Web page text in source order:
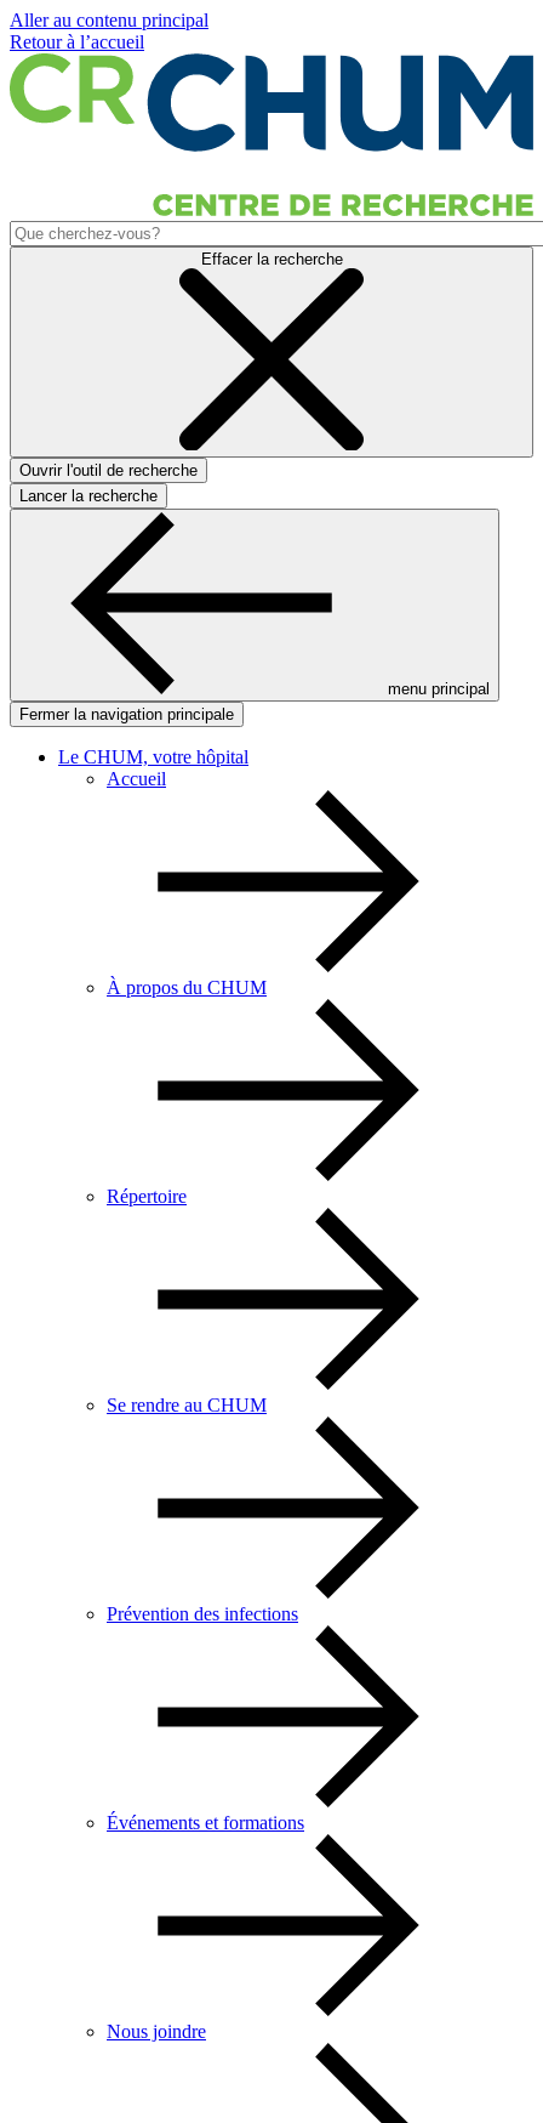
Aller au contenu principal
Retour à l’accueil
Effacer la recherche
Ouvrir l'outil de recherche
Lancer la recherche
menu principal
Fermer la navigation principale
Le CHUM, votre hôpital
Accueil
À propos du CHUM
Répertoire
Se rendre au CHUM
Prévention des infections
Événements et formations
Nous joindre